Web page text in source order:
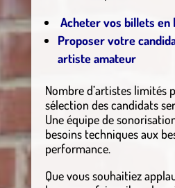
Acheter vos billets en
Proposer votre
artiste amateur
Nombre d’artistes limités
sélection des candidats
Une équipe de
besoins techniques aux
performance.
Que vous souhaitiez